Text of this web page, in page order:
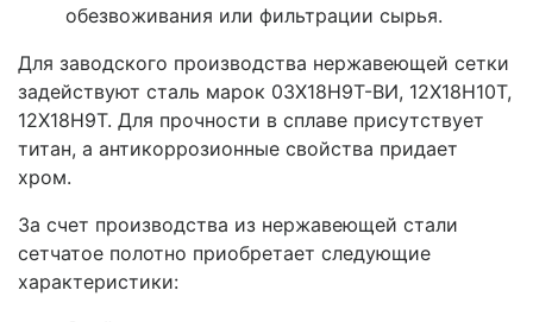
обезвоживания или фильтрации сырья.
Для заводского производства нержавеющей сетки
задействуют сталь марок 03Х18Н9Т-ВИ, 12Х18Н10Т,
12Х18Н9Т. Для прочности в сплаве присутствует
титан, а антикоррозионные свойства придает
хром.
За счет производства из нержавеющей стали
сетчатое полотно приобретает следующие
характеристики: